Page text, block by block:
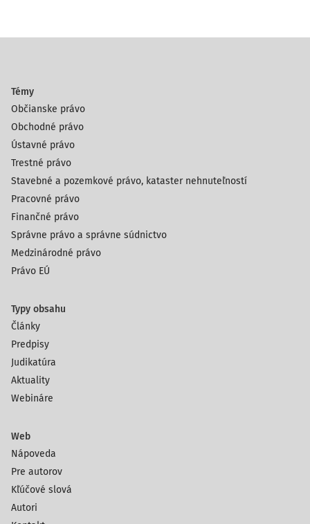
Témy
Občianske právo
Obchodné právo
Ústavné právo
Trestné právo
Stavebné a pozemkové právo, kataster nehnuteľností
Pracovné právo
Finančné právo
Správne právo a správne súdnictvo
Medzinárodné právo
Právo EÚ
Typy obsahu
Články
Predpisy
Judikatúra
Aktuality
Webináre
Web
Nápoveda
Pre autorov
Kľúčové slová
Autori